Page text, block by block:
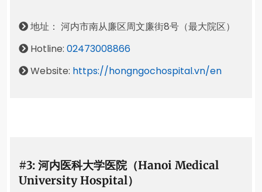
地址： 河内市南从廉区周文廉街8号（最大院区）
Hotline: 02473008866
Website: https://hongngochospital.vn/en
#3: 河内医科大学医院（Hanoi Medical
University Hospital）